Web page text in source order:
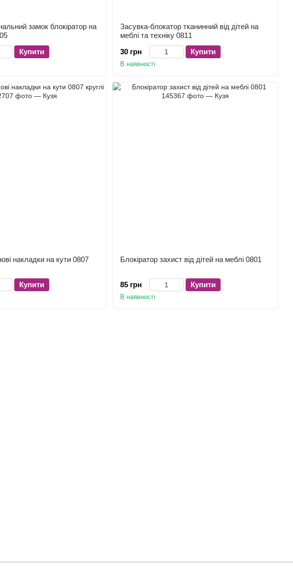
замок блокіратор на
Купити
Засувка-блокатор тканинний від дітей на
меблі та техніку 0811
30 грн
Купити
В наявності
накладки на кути 0807
Купити
Блокіратор захист від дітей на меблі 0801
85 грн Купити
В наявності